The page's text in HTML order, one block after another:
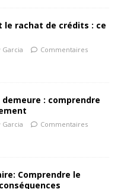
le rachat de crédits : ce
Garcia
Commentaires
: comprendre
Garcia
Commentaires
Comprendre le